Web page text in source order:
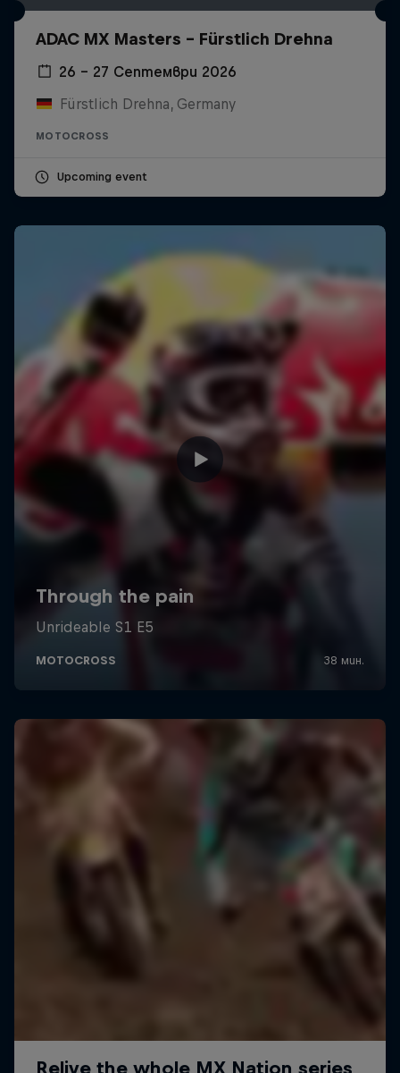
ADAC MX Masters – Fürstlich Drehna
26 – 27 Септември 2026
Fürstlich Drehna, Germany
MOTOCROSS
Upcoming event